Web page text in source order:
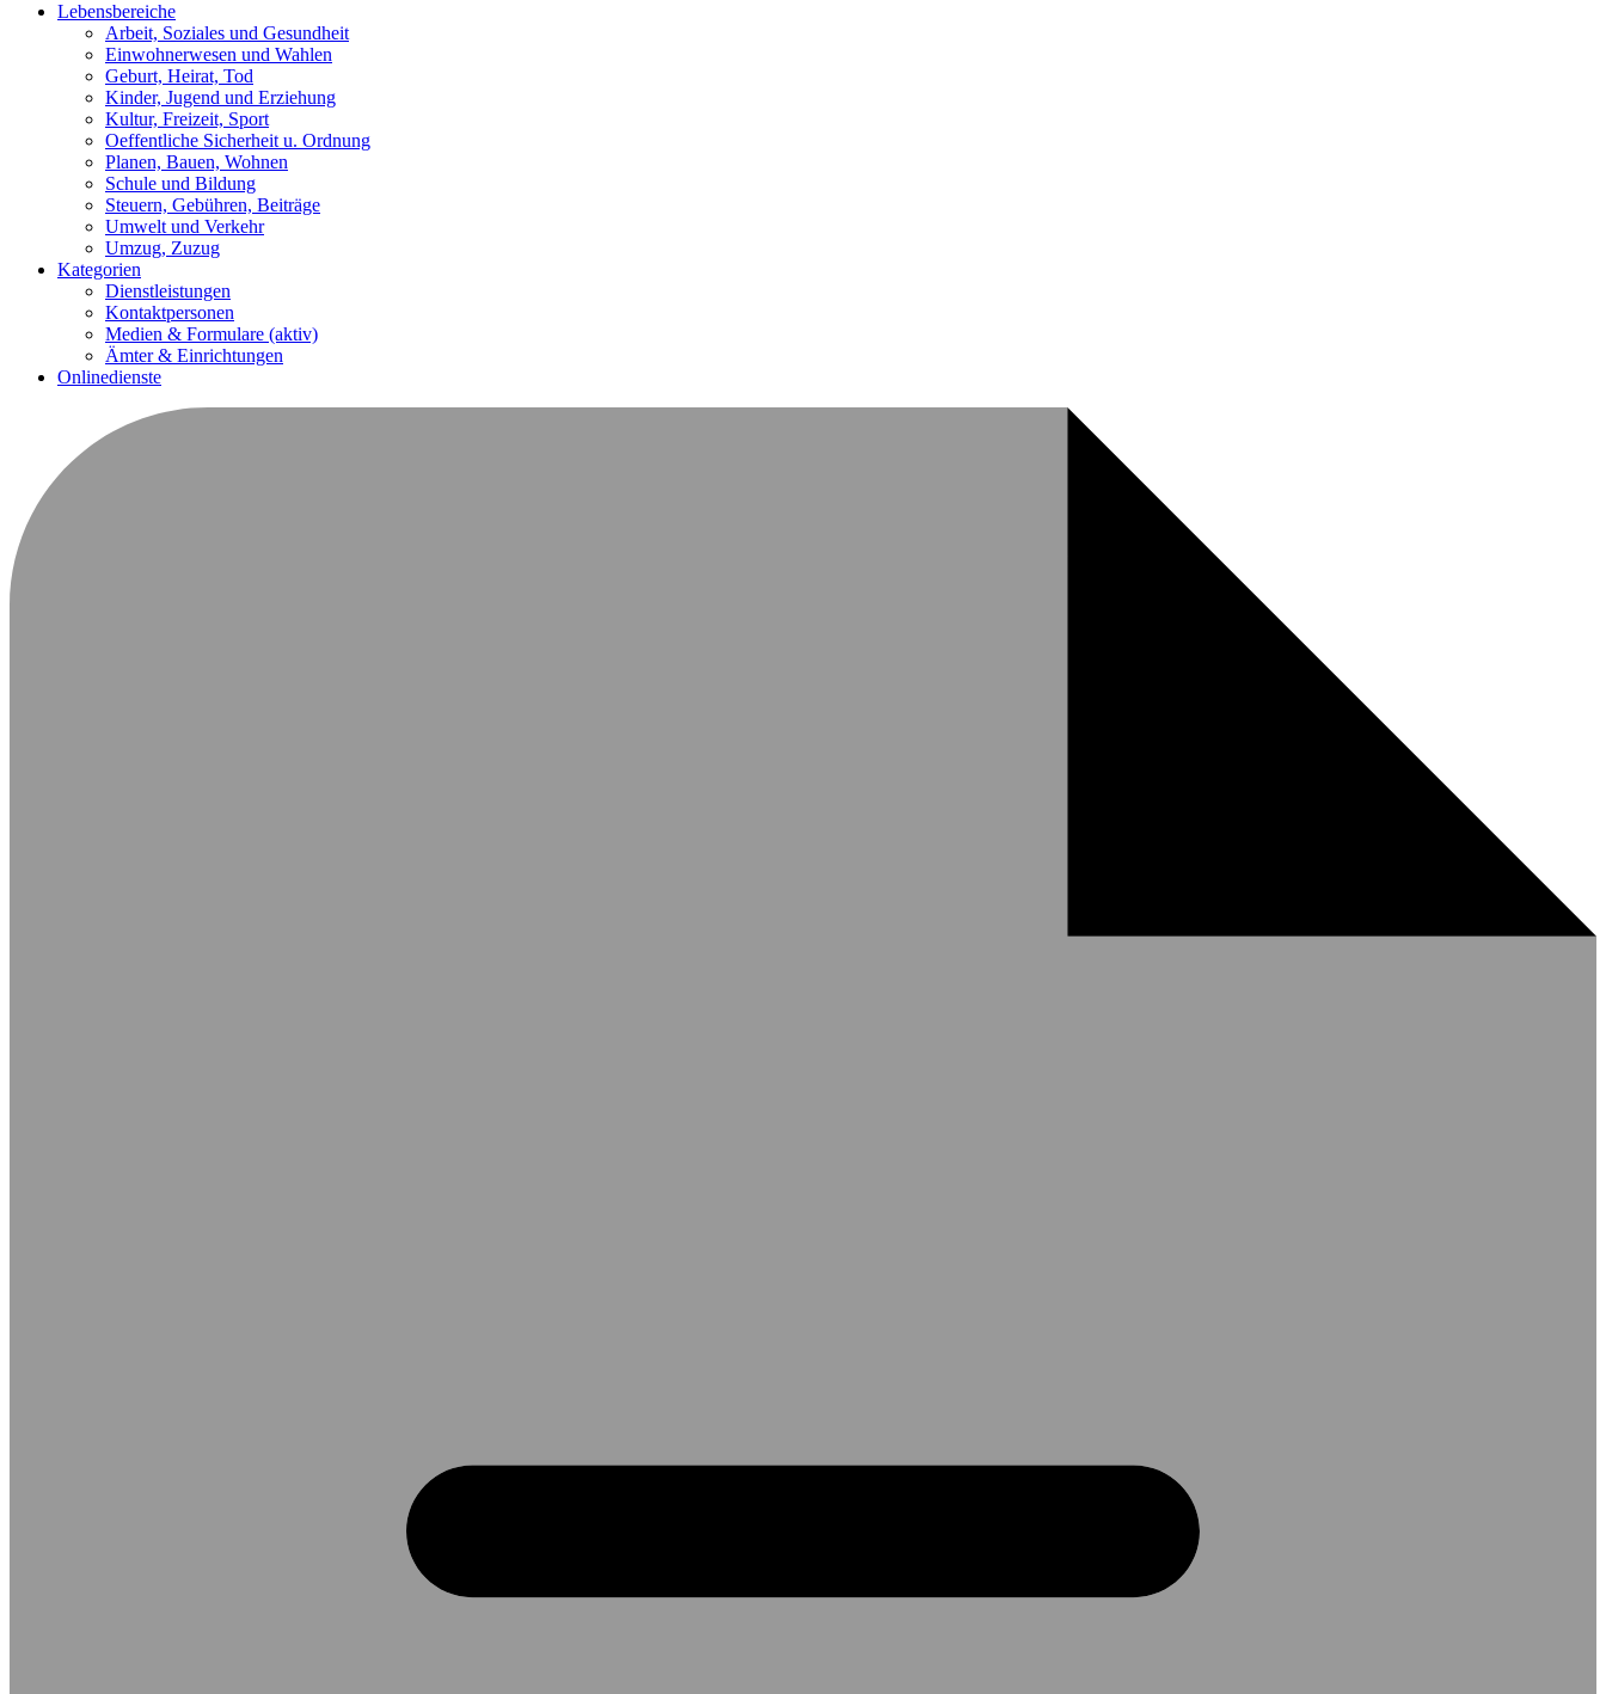
Lebensbereiche
Arbeit, Soziales und Gesundheit
Einwohnerwesen und Wahlen
Geburt, Heirat, Tod
Kinder, Jugend und Erziehung
Kultur, Freizeit, Sport
Oeffentliche Sicherheit u. Ordnung
Planen, Bauen, Wohnen
Schule und Bildung
Steuern, Gebühren, Beiträge
Umwelt und Verkehr
Umzug, Zuzug
Kategorien
Dienstleistungen
Kontaktpersonen
Medien & Formulare (aktiv)
Ämter & Einrichtungen
Onlinedienste